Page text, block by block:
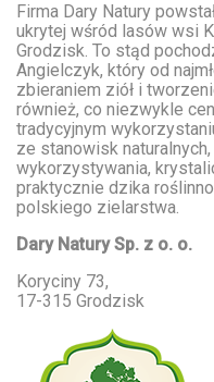
Firma Dary Natury
ukrytej wśród lasów wsi
Grodzisk. To stąd
Angielczyk, który od
zbieraniem ziół i
również, co niezwykle
tradycyjnym
ze stanowisk
wykorzystywania,
praktycznie dzika
polskiego zielarstwa.
Dary Natury Sp. z o. o.
Koryciny 73,
17-315 Grodzisk